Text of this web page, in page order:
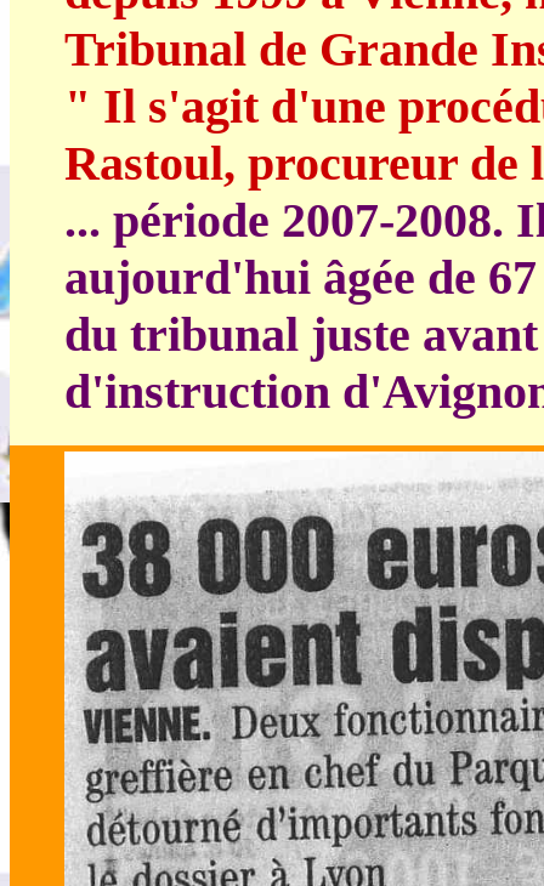
Tribunal de Grande
" Il s'agit d'une
Rastoul, procureur de
... période 2007-2008.
aujourd'hui âgée de
du tribunal juste avant
d'instruction